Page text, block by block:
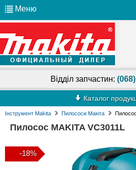
Меню
Відділ запчастин:
Каталог
Інструмент Makita Пилососи Макіта
Пилосос MAKITA VC3011L
-18%